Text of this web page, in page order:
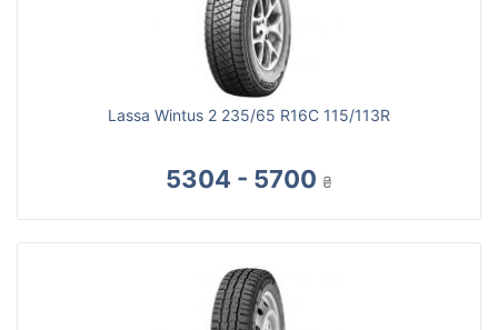
Lassa Wintus 2 235/65 R16C 115/113R
5304 - 5700 ₴